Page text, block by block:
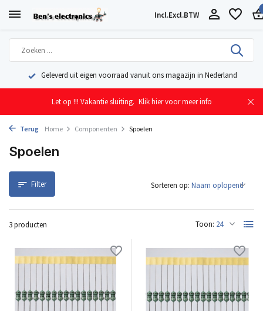
Incl.Excl.BTW
Geleverd uit eigen voorraad vanuit ons magazijn in Nederland
Let op !!! Vakantie sluiting. Klik hier voor meer info
Terug Home Componenten Spoelen
Spoelen
Filter
3 producten Toon:
Sorteren op: